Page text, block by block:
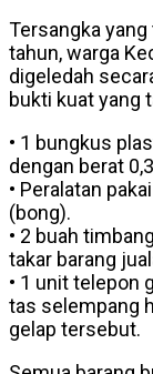
Tersangka
tahun, warga
digeledah
bukti kuat yang
• 1 bungkus
dengan berat
• Peralatan
(bong).
• 2 buah
takar barang
• 1 unit telepon
tas selempang
gelap tersebut.